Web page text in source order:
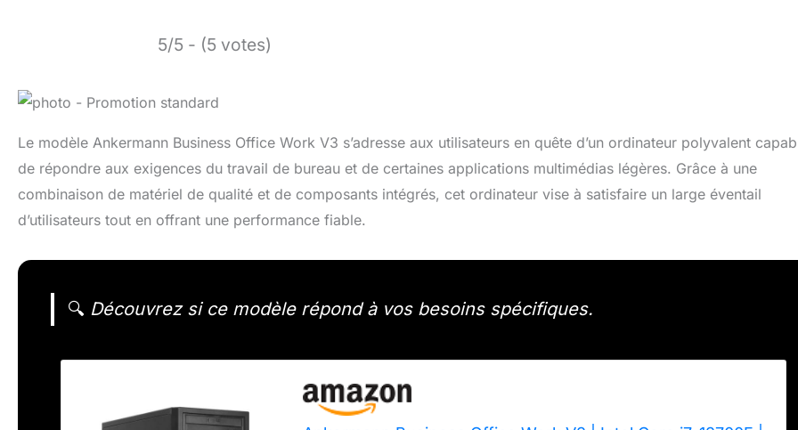
5/5 - (5 votes)
Le modèle Ankermann Business Office Work V3 s’adresse aux utilisateurs en quête d’un ordinateur polyvalent
de répondre aux exigences du travail de bureau et de certaines applications multimédias légères. Grâce à une
combinaison de matériel de qualité et de composants intégrés, cet ordinateur vise à satisfaire un large éventail
d’utilisateurs tout en offrant une performance fiable.
🔍 Découvrez si ce modèle répond à vos besoins spécifiques.